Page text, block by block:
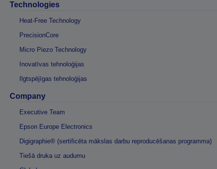
Technologies
Heat-Free Technology
PrecisionCore
Micro Piezo Technology
Inovatīvas tehnoloģijas
Ilgtspējīgas tehnoloģijas
Company
Executive Team
Epson Europe Electronics
Digigraphie® (sertificēta mākslas darbu reproducēšanas programma)
Tiešā druka uz audumu